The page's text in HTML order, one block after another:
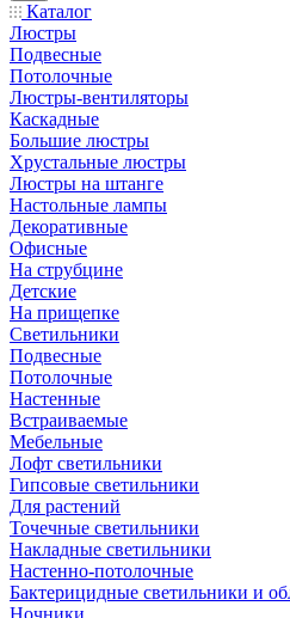
Каталог
Люстры
Подвесные
Потолочные
Люстры-вентиляторы
Каскадные
Большие люстры
Хрустальные люстры
Люстры на штанге
Настольные лампы
Декоративные
Офисные
На струбцине
Детские
На прищепке
Светильники
Подвесные
Потолочные
Настенные
Встраиваемые
Мебельные
Лофт светильники
Гипсовые светильники
Для растений
Точечные светильники
Накладные светильники
Настенно-потолочные
Бактерицидные светильники и
Ночники